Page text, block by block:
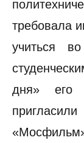
требовала
учиться
дня» его